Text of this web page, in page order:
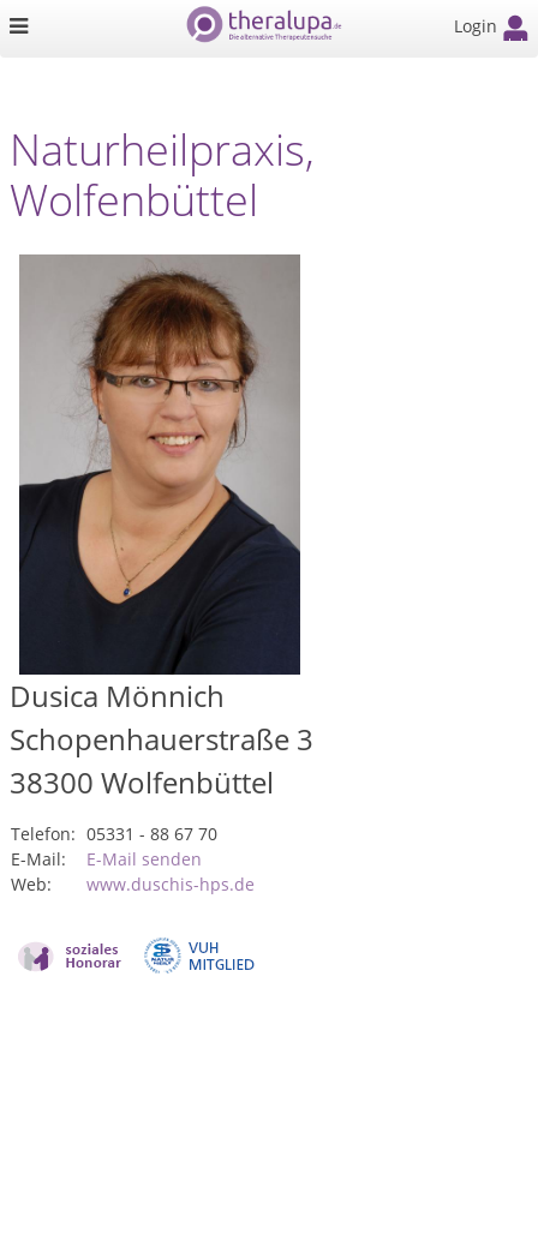
Login
Naturheilpraxis,
Wolfenbüttel
Dusica Mönnich
Schopenhauerstraße 3
38300 Wolfenbüttel
Telefon: 05331 - 88 67 70
E-Mail:
E-Mail senden
Web:
www.duschis-hps.de